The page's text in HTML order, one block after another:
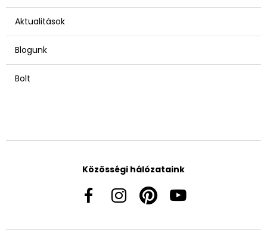
Aktualitások
Blogunk
Bolt
Közösségi hálózataink